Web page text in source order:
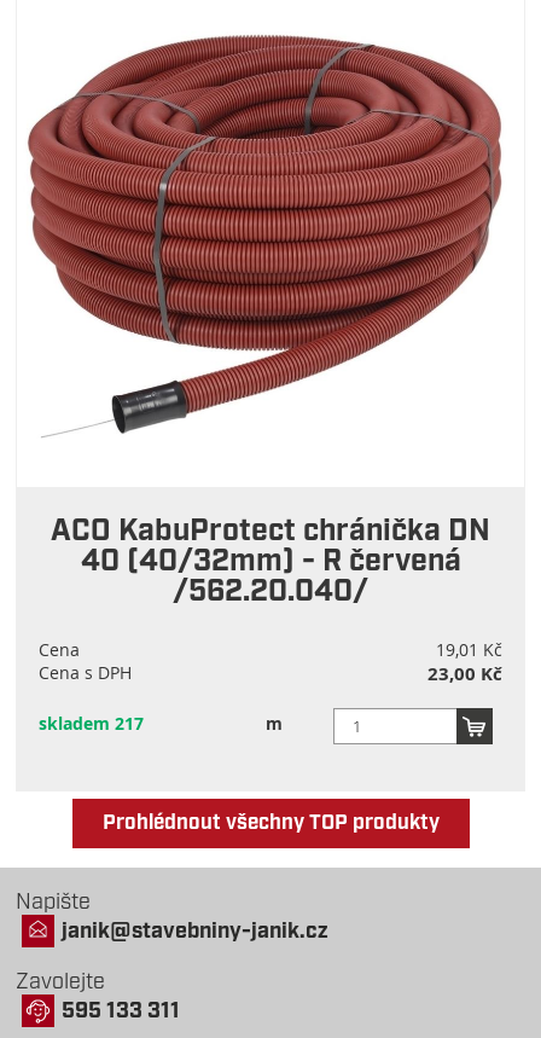
ACO KabuProtect chránička DN
40 (40/32mm) - R červená
/562.20.040/
Cena
19,01 Kč
Cena s DPH
23,00 Kč
skladem 217 m
Prohlédnout všechny TOP produkty
Napište
janik@stavebniny-janik.cz
Zavolejte
595 133 311